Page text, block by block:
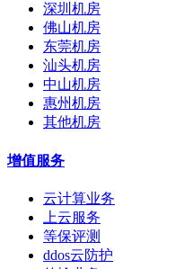
深圳机房
佛山机房
东莞机房
汕头机房
中山机房
惠州机房
其他机房
增值服务
云计算业务
上云服务
等保评测
ddos云防护